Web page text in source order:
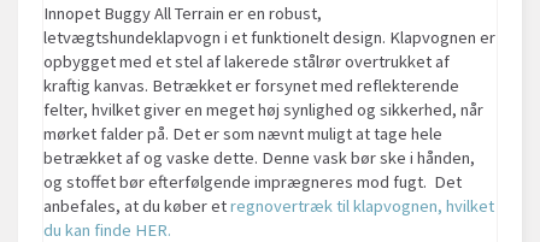
Innopet Buggy All Terrain er en robust,
letvægtshundeklapvogn i et funktionelt design. Klapvognen er
opbygget med et stel af lakerede stålrør overtrukket af
kraftig kanvas. Betrækket er forsynet med reflekterende
felter, hvilket giver en meget høj synlighed og sikkerhed, når
mørket falder på. Det er som nævnt muligt at tage hele
betrækket af og vaske dette. Denne vask bør ske i hånden,
og stoffet bør efterfølgende imprægneres mod fugt. Det
anbefales, at du køber etregnovertræk til klapvognen, hvilket
du kan finde HER.